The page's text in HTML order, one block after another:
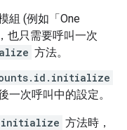
組 (例如「One
也只需要呼叫一次
方法。
一次呼叫中的設定。
方法時，